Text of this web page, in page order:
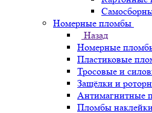
Номерные пломбы
Назад
Номерные
Пластиковые
Тросовые и
Защёлки и
Антимагнитные
Пломбы